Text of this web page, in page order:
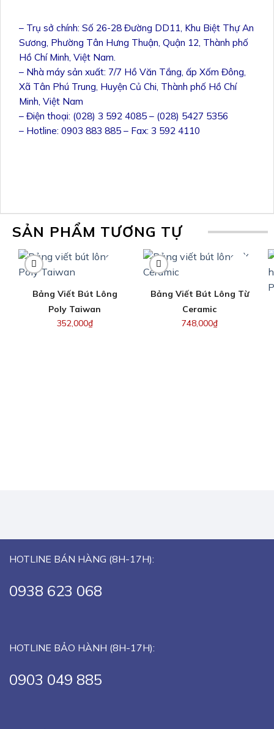
– Trụ sở chính: Số 26-28 Đường DD11, Khu Biệt Thự An
Sương, Phường Tân Hưng Thuận, Quận 12, Thành phố
Hồ Chí Minh, Việt Nam.
– Nhà máy sản xuất: 7/7 Hồ Văn Tắng, ấp Xốm Đông,
Xã Tân Phú Trung, Huyện Củ Chi, Thành phố Hồ Chí
Minh, Việt Nam
– Điện thoại: (028) 3 592 4085 – (028) 5427 5356
– Hotline: 0903 883 885 – Fax: 3 592 4110
SẢN PHẨM TƯƠNG TỰ
Bảng Viết Bút Lông
Poly Taiwan
352,000₫
Bảng Viết Bút Lông Từ
Ceramic
748,000₫
HOTLINE BÁN HÀNG (8H-17H):
0938 623 068
HOTLINE BẢO HÀNH (8H-17H):
0903 049 885